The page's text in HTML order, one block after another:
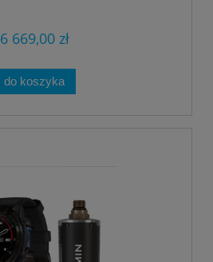
6 669,00 zł
do koszyka